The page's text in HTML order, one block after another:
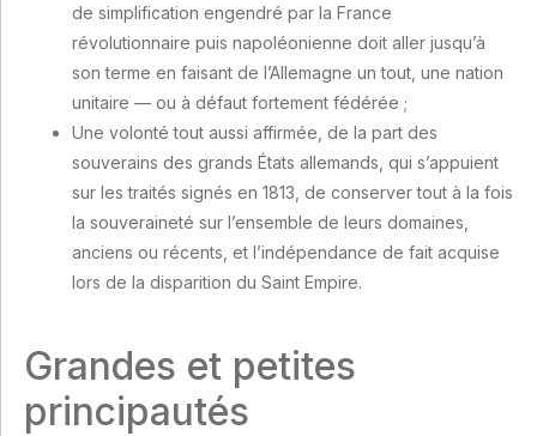
de simplification engendré par la France
révolutionnaire puis napoléonienne doit aller jusqu’à
son terme en faisant de l’Allemagne un tout, une nation
unitaire — ou à défaut fortement fédérée ;
Une volonté tout aussi affirmée, de la part des
souverains des grands États allemands, qui s’appuient
sur les traités signés en 1813, de conserver tout à la fois
la souveraineté sur l’ensemble de leurs domaines,
anciens ou récents, et l’indépendance de fait acquise
lors de la disparition du Saint Empire.
Grandes et petites
principautés